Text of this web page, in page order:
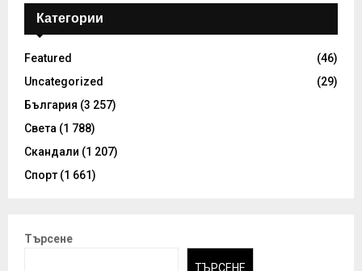
Категории
Featured
(46)
Uncategorized
(29)
България (3 257)
Света (1 788)
Скандали (1 207)
Спорт (1 661)
Търсене
ТЪРСЕНЕ